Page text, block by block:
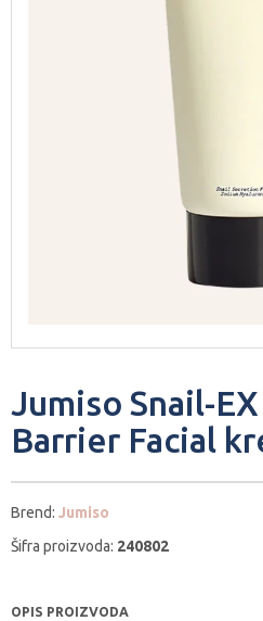
Jumiso Snail-
Barrier Facial
Brend: Jumiso
Šifra proizvoda: 240802
OPIS PROIZVODA